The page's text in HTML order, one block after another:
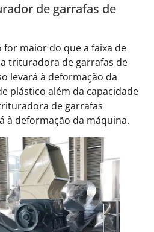
de garrafas de
for maior do que a faixa de
trituradora de garrafas de
levará à deformação da
plástico além da capacidade
de garrafas
à deformação da máquina.